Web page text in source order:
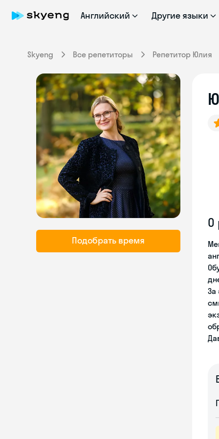
Английский Другие языки
Skyeng Все репетиторы Репетитор Юлия
Подобрать время
О
За